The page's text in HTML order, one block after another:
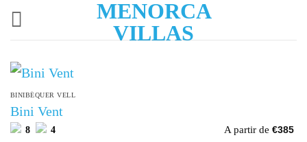
contenu
MENORCA
VILLAS
BINIBÉQUER VELL
Bini Vent
8 4 A partir de €385